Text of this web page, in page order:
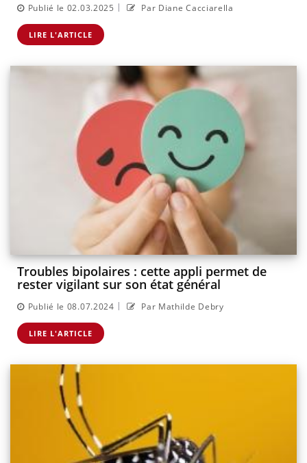
Publié le 02.03.2025 | Par Diane Cacciarella
LIRE L'ARTICLE
Troubles bipolaires : cette appli permet de
rester vigilant sur son état général
Publié le 08.07.2024 | Par Mathilde Debry
LIRE L'ARTICLE